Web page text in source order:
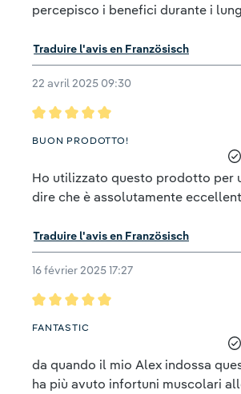
percepisco i benefici durante i
Traduire l'avis en Französisch
22 avril 2025 09:30
BUON PRODOTTO!
Ho utilizzato questo prodotto per
dire che è assolutamente
Traduire l'avis en Französisch
16 février 2025 17:27
FANTASTIC
da quando il mio Alex indossa
ha più avuto infortuni muscolari